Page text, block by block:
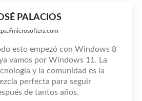
PALACIOS
microsofters.com
esto empezó con Windows 8
vamos por Windows 11. La
y la comunidad es la
perfecta para seguir
de tantos años.